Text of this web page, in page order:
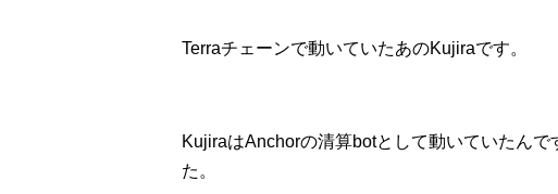
Terraチェーンで動いていたあのKujiraです。
KujiraはAnchorの清算botとして動いていたん
た。